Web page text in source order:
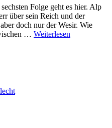
Folge geht es hier. Alp
über sein Reich und der
doch nur der Wesir. Wie
… Weiterlesen